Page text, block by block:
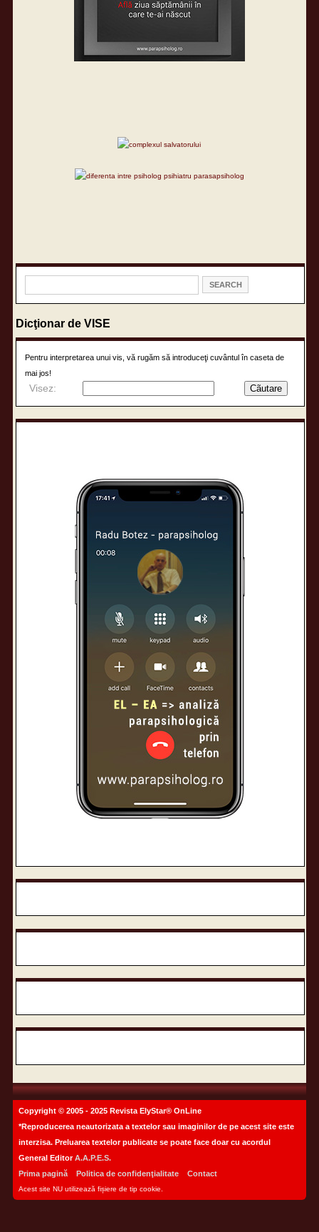
Dicţionar de VISE
Pentru interpretarea unui vis, vă rugăm să introduceţi cuvântul în caseta de
mai jos!
Visez:
Copyright © 2005 - 2025 Revista ElyStar® OnLine
*Reproducerea neautorizata a textelor sau imaginilor de pe acest site este
interzisa. Preluarea textelor publicate se poate face doar cu acordul
General EditorA.A.P.E.S.
Prima pagină
Politica de confidenţialitate Contact
Acest site NU utilizează fișiere de tip cookie.